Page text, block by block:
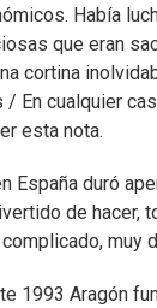
Había
que eran
cortina
/ En cualquier
esta nota.
España duró
de hacer,
muy
1993 Aragón